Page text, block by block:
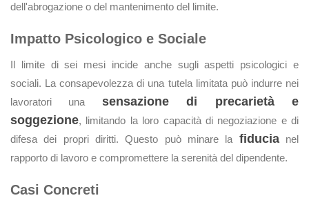
dell'abrogazione o del mantenimento del limite.
Impatto Psicologico e Sociale
Il limite di sei mesi incide anche sugli aspetti psicologici e
sociali. La consapevolezza di una tutela limitata può indurre nei
lavoratori una sensazione di precarietà e
soggezione, limitando la loro capacità di negoziazione e di
difesa dei propri diritti. Questo può minare la fiducianel
rapporto di lavoro e compromettere la serenità del dipendente.
Casi Concreti